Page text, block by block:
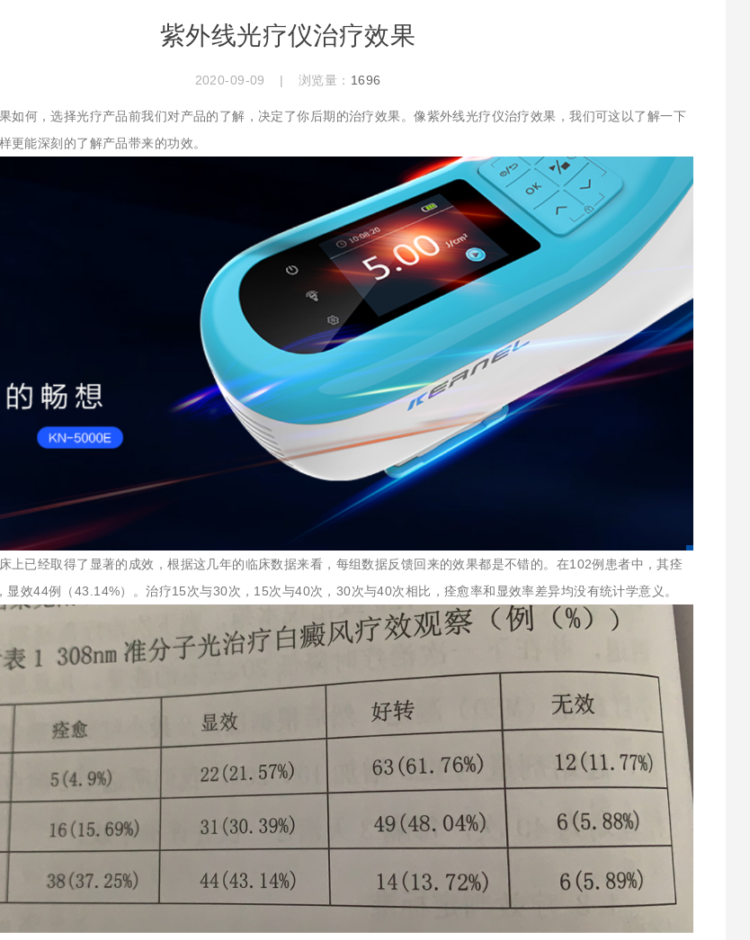
紫外线光疗仪治疗效果
2020-09-09 | 浏览量： 1696
如何，选择光疗产品前我们对产品的了解，决定了你后期的治疗效果。像紫外线光疗仪治疗效果，我们可这以了解一下
更能深刻的了解产品带来的功效。
上已经取得了显著的成效，根据这几年的临床数据来看，每组数据反馈回来的效果都是不错的。在102例患者中，其痊
显效44例（43.14%）。治疗15次与30次，15次与40次，30次与40次相比，痊愈率和显效率差异均没有统计学意义。